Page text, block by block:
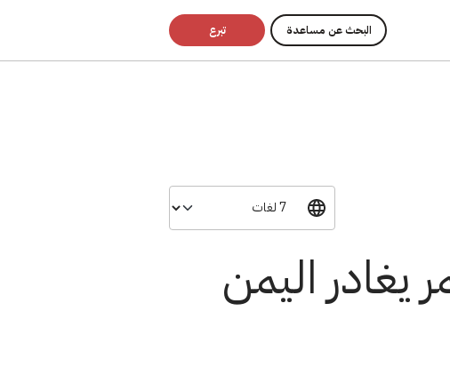
البحث عن مساعدة تبرع
يغادر اليمن